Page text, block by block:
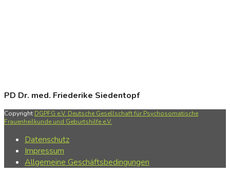
PD Dr. med. Friederike Siedentopf
Copyright DGPFG e.V. Deutsche Gesellschaft für Psychosomatische
Frauenheilkunde und Geburtshilfe e.V.
Datenschutz
Impressum
Allgemeine Geschäftsbedingungen